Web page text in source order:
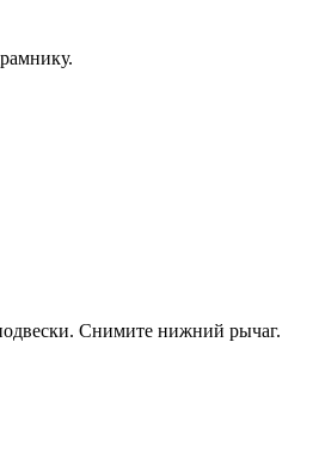
Снимите нижний рычаг.